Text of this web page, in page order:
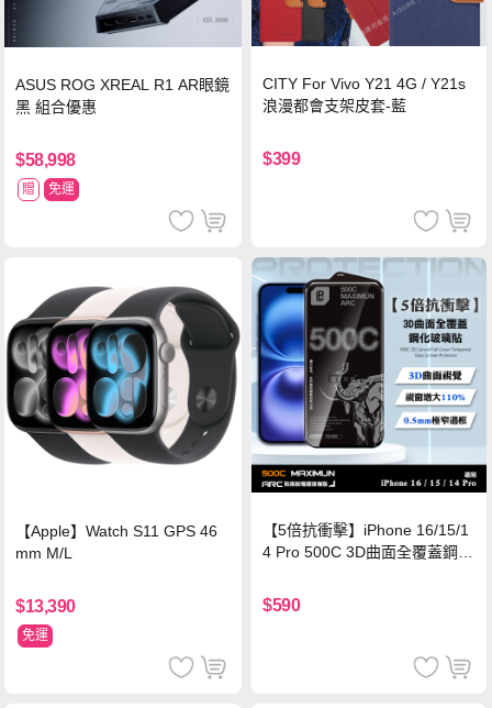
ASUS ROG XREAL R1 AR眼鏡
黑 組合優惠
$58,998
贈 免運
CITY For Vivo Y21 4G / Y21s
浪漫都會支架皮套-藍
$399
【Apple】Watch S11 GPS 46
mm M/L
$13,390
免運
【5倍抗衝擊】iPhone 16/15/1
4 Pro 500C 3D曲面全覆蓋鋼化
保護貼
$590